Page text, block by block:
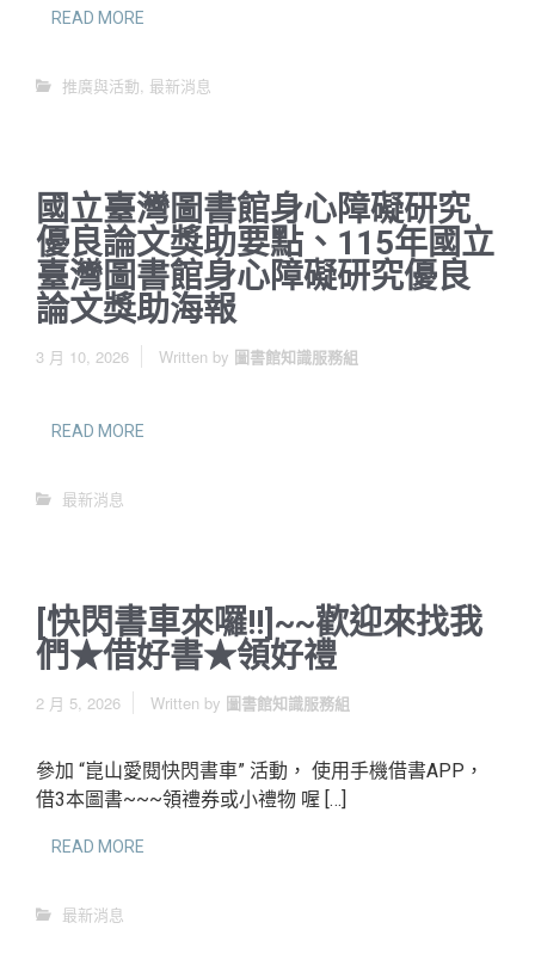
READ MORE
推廣與活動, 最新消息
國立臺灣圖書館身心障礙研究
優良論文獎助要點、115年國立
臺灣圖書館身心障礙研究優良
論文獎助海報
3 月 10, 2026 Written by 圖書館知識服務組
READ MORE
最新消息
[快閃書車來囉!!]~~歡迎來找我
們★借好書★領好禮
2 月 5, 2026 Written by 圖書館知識服務組
參加 “崑山愛閱快閃書車” 活動， 使用手機借書APP，
借3本圖書~~~領禮券或小禮物 喔 […]
READ MORE
最新消息